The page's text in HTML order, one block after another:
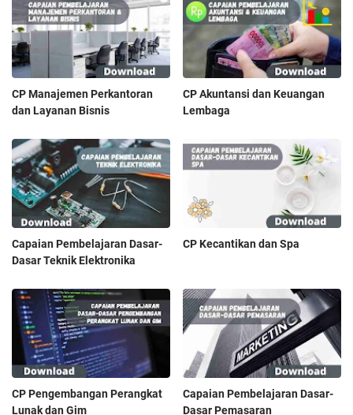
CP Manajemen Perkantoran
dan Layanan Bisnis
CP Akuntansi dan Keuangan
Lembaga
Capaian Pembelajaran Dasar-
Dasar Teknik Elektronika
CP Kecantikan dan Spa
CP Pengembangan Perangkat
Lunak dan Gim
Capaian Pembelajaran Dasar-
Dasar Pemasaran